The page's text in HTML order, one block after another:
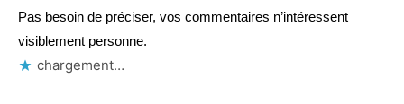
Pas besoin de préciser, vos commentaires n’intéressent
visiblement personne.
chargement…